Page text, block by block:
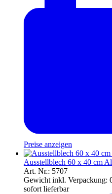
Preise anzeigen
Ausstellblech 60 x 40 cm
Art. Nr.: 5707
Gewicht inkl. Verpackung:
sofort lieferbar